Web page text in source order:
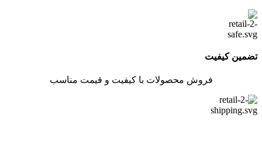
تضمین کیفیت
فروش محصولات با کیفیت و قیمت مناسب